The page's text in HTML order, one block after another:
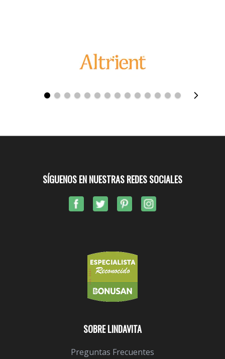
SOBRE LINDAVITA
Preguntas Frecuentes
SÍGUENOS EN NUESTRAS REDES SOCIALES